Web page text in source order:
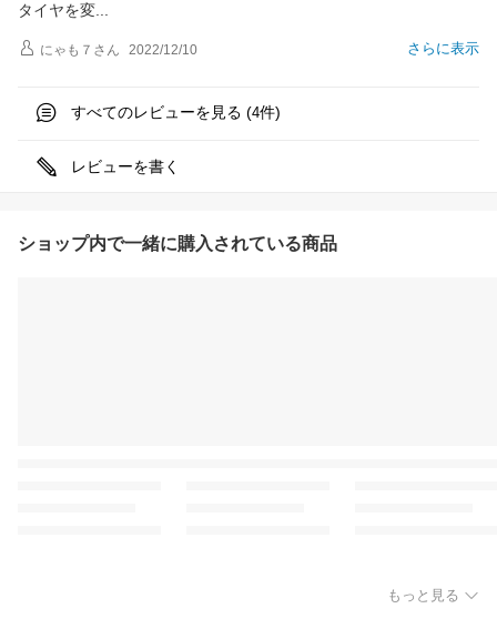
タイヤを変
さらに表示
にゃも７ さん 2022/12/10
すべてのレビューを見る (4件)
レビューを書く
ショップ内で一緒に購入されている商品
もっと見る